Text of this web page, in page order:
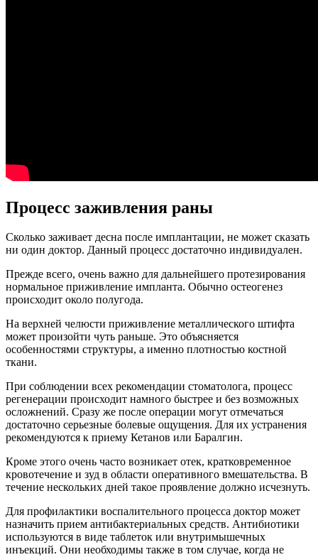
Процесс заживления раны
Сколько заживает десна после имплантации, не может сказать
ни один доктор. Данный процесс достаточно индивидуален.
Прежде всего, очень важно для дальнейшего протезирования
нормальное приживление импланта. Обычно остеогенез
происходит около полугода.
На верхней челюсти приживление металлического штифта
может произойти чуть раньше. Это объясняется
особенностями структуры, а именно плотностью костной
ткани.
При соблюдении всех рекомендации стоматолога, процесс
регенерации происходит намного быстрее и без возможных
осложнений. Сразу же после операции могут отмечаться
достаточно серьезные болевые ощущения. Для их устранения
рекомендуются к приему Кетанов или Баралгин.
Кроме этого очень часто возникает отек, кратковременное
кровотечение и зуд в области оперативного вмешательства. В
течение нескольких дней такое проявление должно исчезнуть.
Для профилактики воспалительного процесса доктор может
назначить прием антибактериальных средств. Антибиотики
используются в виде таблеток или внутримышечных
инъекций. Они необходимы также в том случае, когда не